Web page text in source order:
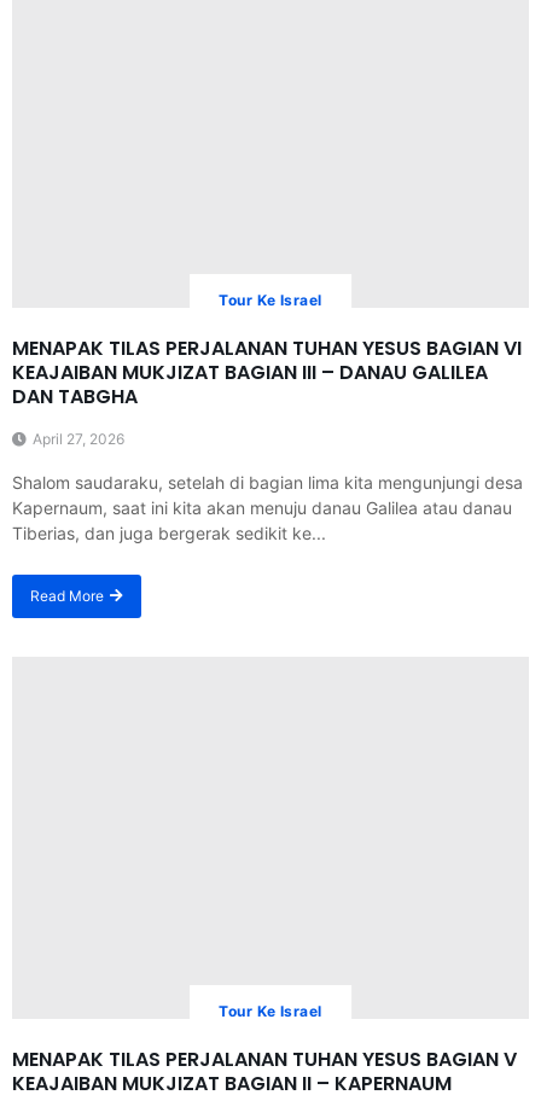
Tour Ke Israel
MENAPAK TILAS PERJALANAN TUHAN YESUS BAGIAN VI
KEAJAIBAN MUKJIZAT BAGIAN III – DANAU GALILEA
DAN TABGHA
April 27, 2026
Shalom saudaraku, setelah di bagian lima kita mengunjungi desa
Kapernaum, saat ini kita akan menuju danau Galilea atau danau
Tiberias, dan juga bergerak sedikit ke...
Read More
Tour Ke Israel
MENAPAK TILAS PERJALANAN TUHAN YESUS BAGIAN V
KEAJAIBAN MUKJIZAT BAGIAN II – KAPERNAUM